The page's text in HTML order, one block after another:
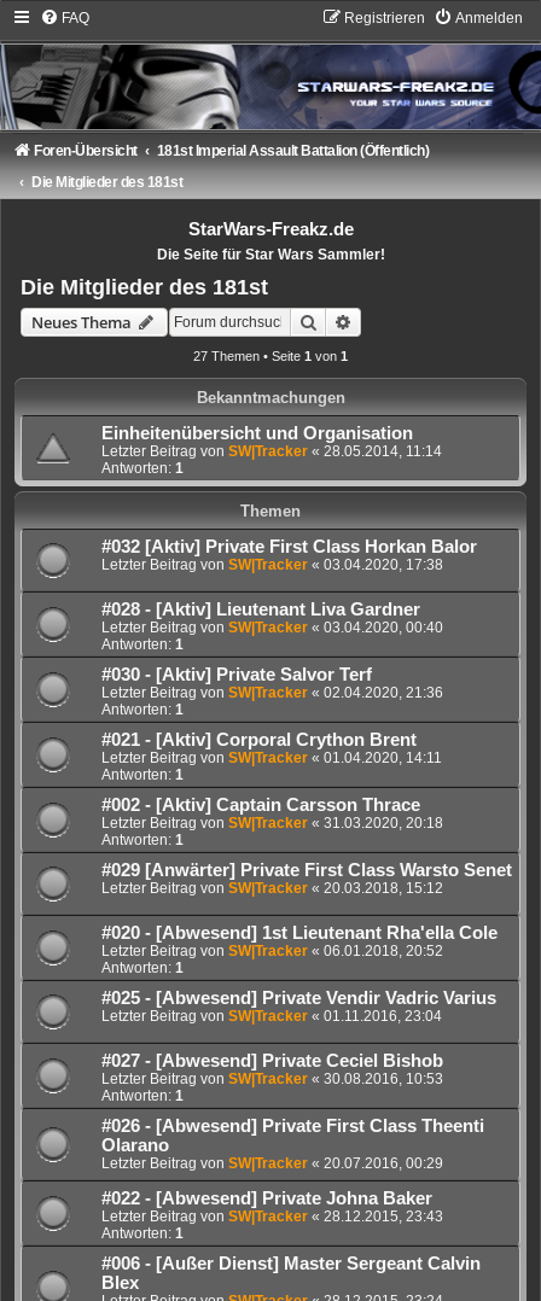
FAQ Anmelden
Registrieren
Foren-Übersicht
181st Imperial Assault Battalion (Öffentlich)
Die Mitglieder des 181st
StarWars-Freakz.de
Die Seite für Star Wars Sammler!
Die Mitglieder des 181st
Neues Thema Suche
27 Themen • Seite 1 von 1
Bekanntmachungen
Einheitenübersicht und Organisation
Letzter Beitrag von SW|Tracker « 28.05.2014, 11:14
Antworten: 1
Themen
#032 [Aktiv] Private First Class Horkan Balor
Letzter Beitrag von SW|Tracker « 03.04.2020, 17:38
#028 - [Aktiv] Lieutenant Liva Gardner
Letzter Beitrag von SW|Tracker « 03.04.2020, 00:40
Antworten: 1
#030 - [Aktiv] Private Salvor Terf
Letzter Beitrag von SW|Tracker « 02.04.2020, 21:36
Antworten: 1
#021 - [Aktiv] Corporal Crython Brent
Letzter Beitrag von SW|Tracker « 01.04.2020, 14:11
Antworten: 1
#002 - [Aktiv] Captain Carsson Thrace
Letzter Beitrag von SW|Tracker « 31.03.2020, 20:18
Antworten: 1
#029 [Anwärter] Private First Class Warsto Senet
Letzter Beitrag von SW|Tracker « 20.03.2018, 15:12
#020 - [Abwesend] 1st Lieutenant Rha'ella Cole
Letzter Beitrag von SW|Tracker « 06.01.2018, 20:52
Antworten: 1
#025 - [Abwesend] Private Vendir Vadric Varius
Letzter Beitrag von SW|Tracker « 01.11.2016, 23:04
#027 - [Abwesend] Private Ceciel Bishob
Letzter Beitrag von SW|Tracker « 30.08.2016, 10:53
Antworten: 1
#026 - [Abwesend] Private First Class Theenti
Olarano
Letzter Beitrag von SW|Tracker « 20.07.2016, 00:29
#022 - [Abwesend] Private Johna Baker
Letzter Beitrag von SW|Tracker « 28.12.2015, 23:43
Antworten: 1
#006 - [Außer Dienst] Master Sergeant Calvin
Blex